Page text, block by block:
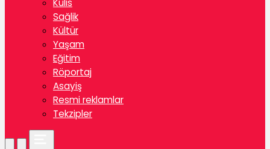
Kulis
Sağlik
Kültür
Yaşam
Eğitim
Röportaj
Asayiş
Resmi reklamlar
Tekzipler